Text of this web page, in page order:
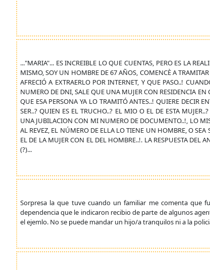
..."MARIA"... ES INCREIBLE LO QUE CUENTAS, PERO ES LA
MISMO, SOY UN HOMBRE DE 67 AÑOS, COMENCÈ A
AFRECIÓ A EXTRAERLO POR INTERNET, Y QUE PASO..!
NUMERO DE DNI, SALE QUE UNA MUJER CON RESIDENCIA
QUE ESA PERSONA YA LO TRAMITÓ ANTES..! QUIERE DECIR
SER..? QUIEN ES EL TRUCHO..? EL MIO O EL DE ESTA
UNA JUBILACION CON MI NUMERO DE DOCUMENTO..!, LO
AL REVEZ, EL NÚMERO DE ELLA LO TIENE UN HOMBRE, O
EL DE LA MUJER CON EL DEL HOMBRE..!. LA RESPUESTA DEL
(?)...
Sorpresa la que tuve cuando un familiar me comenta que
dependencia que le indicaron recibio de parte de algunos
el ejemlo. No se puede mandar un hijo/a tranquilos ni a la